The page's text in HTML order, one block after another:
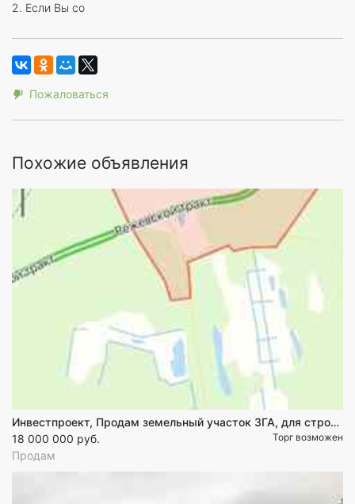
2. Если Вы со
Пожаловаться
Похожие объявления
Инвестпроект, Продам земельный участок 3ГА, для строительства логистического хаба.
18 000 000 руб.
Торг возможен
Продам